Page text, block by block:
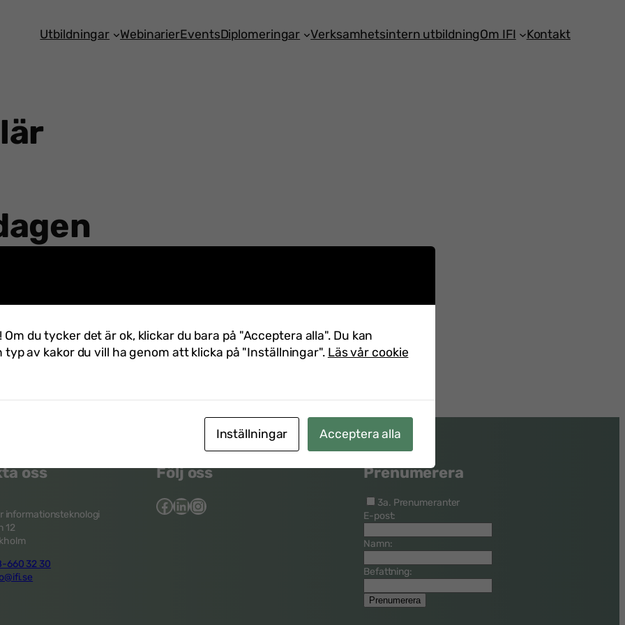
Utbildningar WebinarierEventsDiplomeringar Verksamhetsintern utbildningOm IFI Kontakt
i efterhand. Det syns inte i bokningsformuläret.
oss
informationsteknologi
12
660 32 30
Följ oss
Facebook LinkedIn Instagram
Prenumerera
3a. Prenumeranter
E-post:
Namn:
Befattning:
Om du tycker det är ok, klickar du bara på "Acceptera alla". Du kan
typ av kakor du vill ha genom att klicka på "Inställningar". Läs vår cookie
Inställningar Acceptera alla